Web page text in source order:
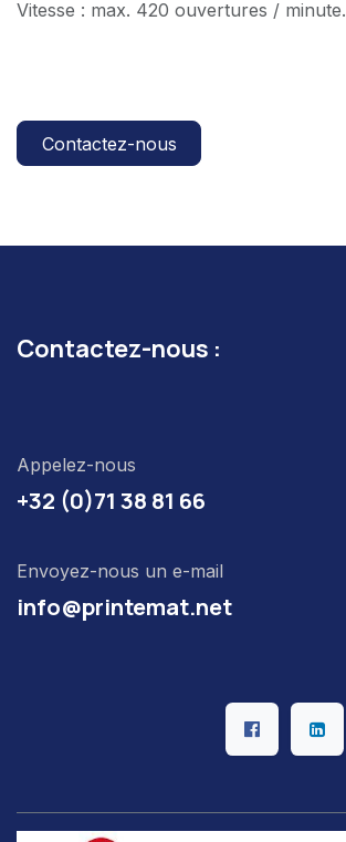
Vitesse : max. 420 ouvertures / minute.
Contactez-nous
Contactez-nous :
Appelez-nous
+32 (0)71 38 81 66
Envoyez-nous un e-mail
info@printemat.net